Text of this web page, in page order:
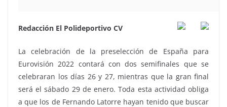
Redacción El Polideportivo CV
La celebración de la preselección de España para
Eurovisión 2022 contará con dos semifinales que se
celebraran los días 26 y 27, mientras que la gran final
será el sábado 29 de enero. Toda esta actividad obliga
a que los de Fernando Latorre hayan tenido que buscar